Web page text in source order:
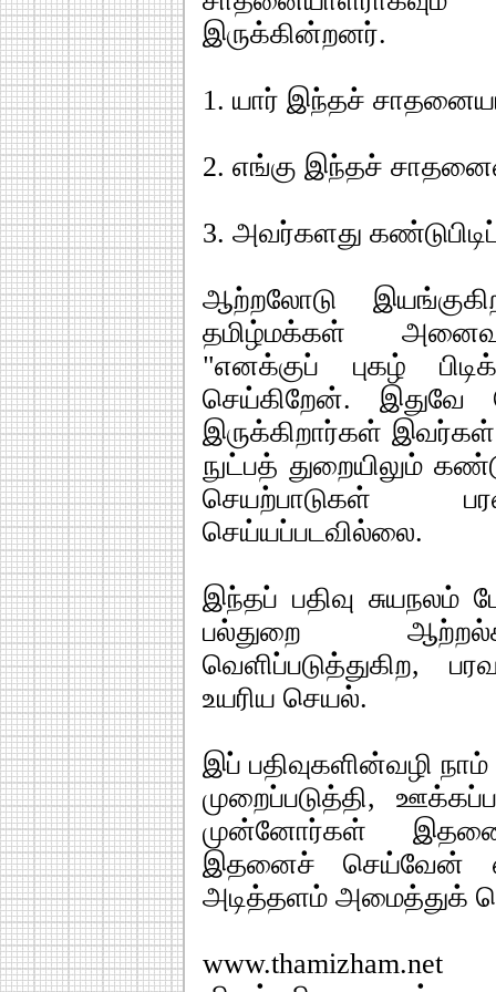
இருக்கின்றனர்.
1. யார் இந்தச்
2. எங்கு இந்தச்
3. அவர்களது
ஆற்றலோடு
தமிழ்மக்கள்
"எனக்குப் புகழ்
செய்கிறேன். இதுவே
இருக்கிறார்கள்
நுட்பத் துறையிலும்
செயற்பாடுகள்
செய்யப்படவில்லை.
இந்தப் பதிவு சுயநலம்
பல்துறை
வெளிப்படுத்துகிற,
உயரிய செயல்.
இப் பதிவுகளின்வழி
முறைப்படுத்தி,
முன்னோர்கள்
இதனைச் செய்வேன்
அடித்தளம் அமைத்துக்